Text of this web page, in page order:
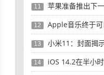
11 苹果准备推出下一代
12 Apple音乐终于可以在
13 小米11：封面揭
14 iOS 14.2在半小